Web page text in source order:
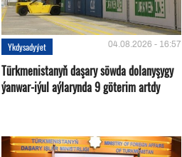
Ykdysadyýet 04.08.2026 - 16:57
Türkmenistanyň daşary söwda dolanyşygy
ýanwar-iýul aýlarynda 9 göterim artdy